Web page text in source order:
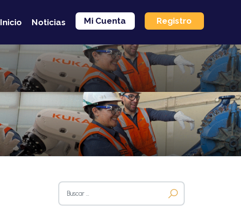
Inicio Noticias Mi Cuenta Registro
Buscar: